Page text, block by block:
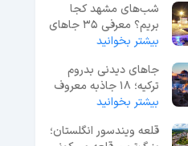
شب‌های مشهد کجا
بریم؟ معرفی 35 جاهای
دیدنی مشهد در شب
بیشتر بخوانید
جاهای دیدنی بدروم
ترکیه؛ 18 جاذبه معروف
+ عکس و آدرس
بیشتر بخوانید
قلعه ویندسور انگلستان؛